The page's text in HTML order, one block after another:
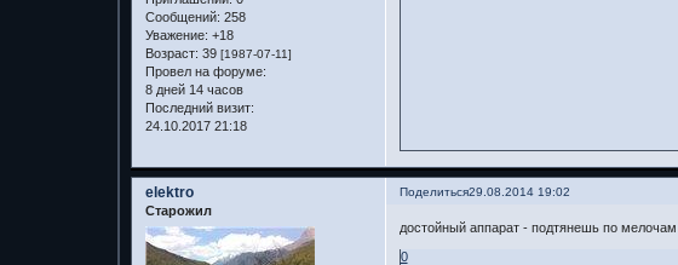
Сообщений: 258
Уважение: +18
Возраст: 39 [1987-07-11]
Провел на форуме:
8 дней 14 часов
Последний визит:
24.10.2017 21:18
Поделиться29.08.2014 19:02
elektro
Старожил
достойный аппарат - подтянешь по мелочам .
0